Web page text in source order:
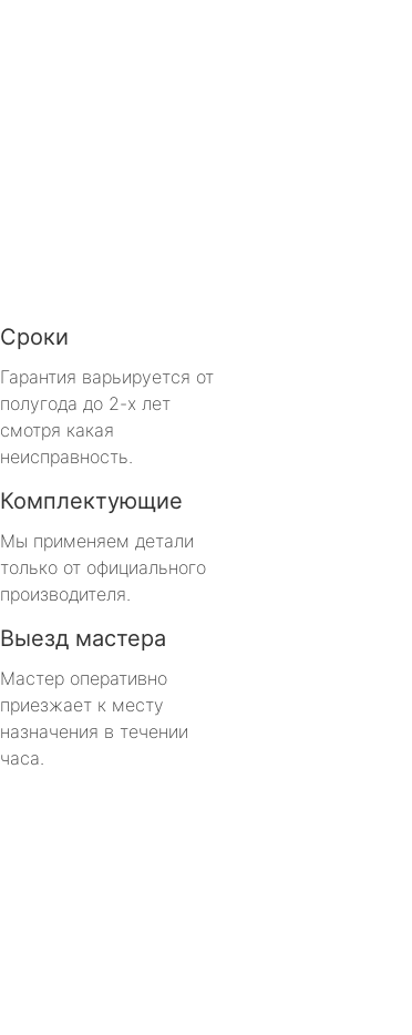
Сроки
Гарантия варьируется от
полугода до 2-х лет
смотря какая
неисправность.
Комплектующие
Мы применяем детали
только от официального
производителя.
Выезд мастера
Мастер оперативно
приезжает к месту
назначения в течении
часа.